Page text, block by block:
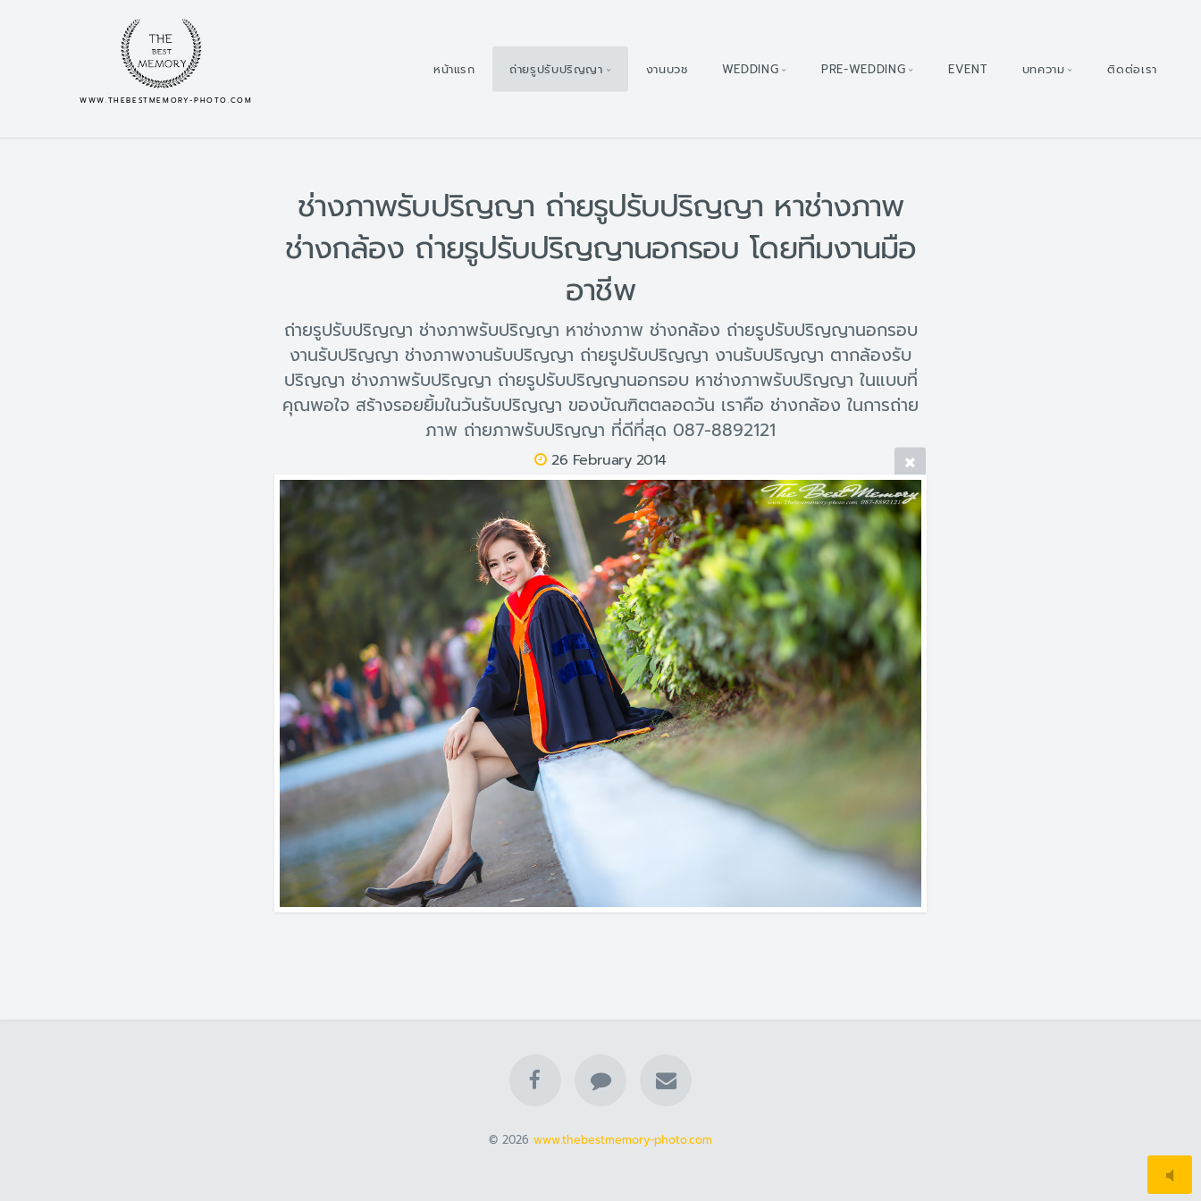
WWW.THEBESTMEMORY-PHOTO.COM
หน้าแรก ถ่ายรูปรับปริญญา งานบวช WEDDING PRE-WEDDING EVENT บทความ ติดต่อเรา
ช่างภาพรับปริญญา ถ่ายรูปรับปริญญา หาช่างภาพ
ช่างกล้อง ถ่ายรูปรับปริญญานอกรอบ โดยทีมงานมือ
อาชีพ
ถ่ายรูปรับปริญญา ช่างภาพรับปริญญา หาช่างภาพ ช่างกล้อง ถ่ายรูปรับปริญญานอกรอบ
งานรับปริญญา ช่างภาพงานรับปริญญา ถ่ายรูปรับปริญญา งานรับปริญญา ตากล้องรับ
ปริญญา ช่างภาพรับปริญญา ถ่ายรูปรับปริญญานอกรอบ หาช่างภาพรับปริญญา ในแบบที่
คุณพอใจ สร้างรอยยิ้มในวันรับปริญญา ของบัณฑิตตลอดวัน เราคือ ช่างกล้อง ในการถ่าย
ภาพ ถ่ายภาพรับปริญญา ที่ดีที่สุด 087-8892121
26 February 2014
© 2026 www.thebestmemory-photo.com